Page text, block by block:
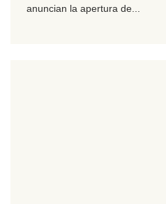
anuncian la apertura de...